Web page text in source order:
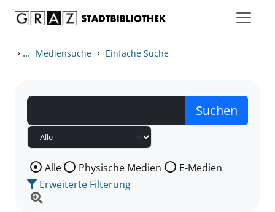
› ... Mediensuche › Einfache Suche
Wählen Sie die Medienart nach der Sie suchen wollen.
Alle Physische Medien
E-Medien
Erweiterte Filterung